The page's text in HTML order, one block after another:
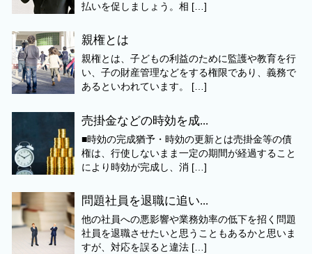
払いを促しましょう。相 […]
親権とは
親権とは、子どもの利益のために監護や教育を行
い、子の財産管理などをする権限であり、義務で
あるといわれています。 […]
売掛金などの時効を成...
■時効の完成猶予・時効の更新とは売掛金等の債
権は、行使しないまま一定の期間が経過すること
により時効が完成し、消 […]
問題社員を退職に追い...
他の社員への悪影響や業務効率の低下を招く問題
社員を退職させたいと思うこともあるかと思いま
すが、対応を誤ると違法 […]